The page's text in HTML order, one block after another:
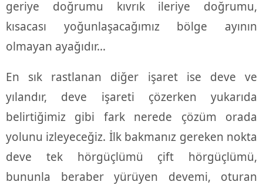
geriye doğrumu kıvrık ileriye doğrumu,
kısacası yoğunlaşacağımız bölge ayının
olmayan ayağıdır…
En sık rastlanan diğer işaret ise deve ve
yılandır, deve işareti çözerken yukarıda
belirtiğimiz gibi fark nerede çözüm orada
yolunu izleyeceğiz. İlk bakmanız gereken nokta
deve tek hörgüçlümü çift hörgüçlümü,
bununla beraber yürüyen devemi, oturan